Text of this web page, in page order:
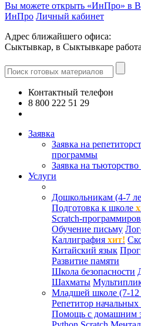
Вы можете открыть «ИнПро» в
ИнПро Личный кабинет
Адрес ближайшего офиса:
Сыктывкар, в Сыктывкаре
Контактный телефон
8 800 222 51 29
Заявка
Заявка на
программы
Заявка на
Услуги
Дошкольникам (4-7
Подготовка к школе
Scratch-
Обучение письму
Каллиграфия хит!
Китайский язык
Развитие памяти
Школа безопасности
Шахматы
Младшей школе (7-12
Репетитор начальных
Помощь с домашним